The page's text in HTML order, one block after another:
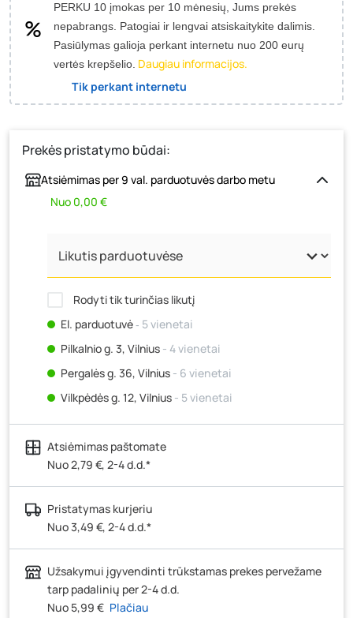
PERKU 10 įmokas per 10 mėnesių, Jums prekės
nepabrangs. Patogiai ir lengvai atsiskaitykite dalimis.
Pasiūlymas galioja perkant internetu nuo 200 eurų
vertės krepšelio. Daugiau informacijos.
Tik perkant internetu
Prekės pristatymo būdai:
Atsiėmimas per 9 val. parduotuvės darbo metu
Nuo 0,00 €
Rodyti tik turinčias likutį
El. parduotuvė‐ 5 vienetai
Pilkalnio g. 3, Vilnius - 4 vienetai
Pergalės g. 36, Vilnius - 6 vienetai
Vilkpėdės g. 12, Vilnius - 5 vienetai
Ateities g. 15, Vilnius- 6 vienetai
Kauno r., Narsiečių k., Vytauto g. 183, Kaunas
vienetai
Šilutės pl. 83A, Klaipėda- 5 vienetai
Pramonės g. 7, Šiauliai
Klaipėdos g. 170R, Panevėžys
J. Basanavičiaus g. 6, Utena
Novočėbės k. 3, Kėdainiai
Atsiėmimas paštomate
Nuo 2,79 €, 2-4 d.d.*
Pristatymas kurjeriu
Nuo 3,49 €, 2-4 d.d.*
Užsakymui įgyvendinti trūkstamas prekes pervežame
tarp padalinių per 2-4 d.d.
Nuo 5,99 € Plačiau